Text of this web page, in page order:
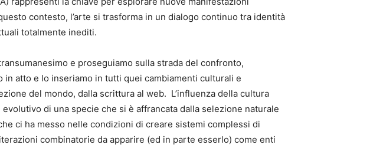
contesto, l’arte si trasforma in un dialogo continuo tra identità
totalmente inediti.
e proseguiamo sulla strada del confronto,
in atto e lo inseriamo in tutti quei cambiamenti culturali e
del mondo, dalla scrittura al web. L’influenza della cultura
di una specie che si è affrancata dalla selezione naturale
ci ha messo nelle condizioni di creare sistemi complessi di
combinatorie da apparire (ed in parte esserlo) come enti